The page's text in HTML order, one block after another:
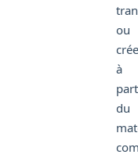
ou
à
du